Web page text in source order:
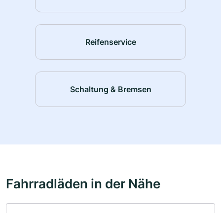
Reifenservice
Schaltung & Bremsen
Fahrradläden in der Nähe